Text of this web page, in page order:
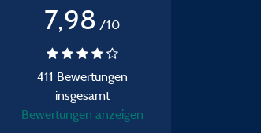
7,98 /10
411 Bewertungen
insgesamt
Bewertungen anzeigen